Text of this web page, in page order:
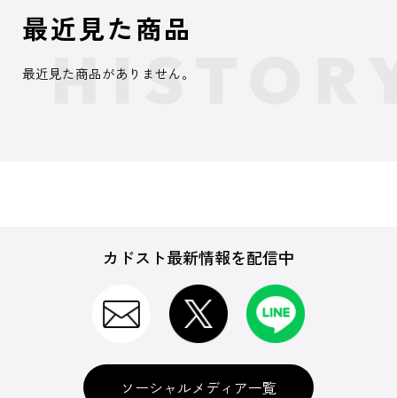
最近見た商品
最近見た商品がありません。
カドスト最新情報を配信中
ソーシャルメディア一覧